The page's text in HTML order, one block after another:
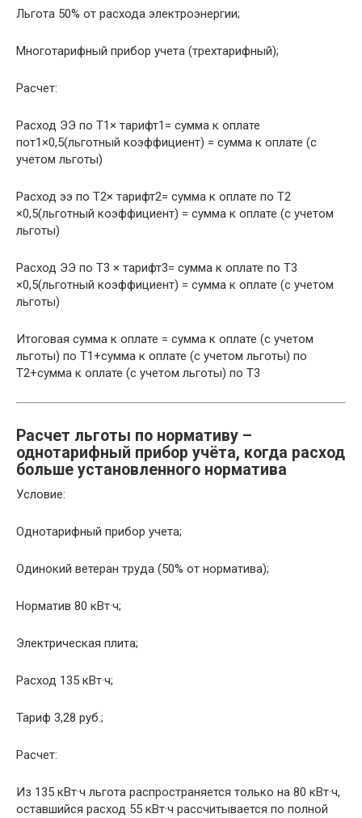
Льгота 50% от расхода электроэнергии;
Многотарифный прибор учета (трехтарифный);
Расчет:
Расход ЭЭ по Т1× тарифт1= сумма к оплате
пот1×0,5(льготный коэффициент) = сумма к оплате (с
учетом льготы)
Расход ээ по Т2× тарифт2= сумма к оплате по Т2
×0,5(льготный коэффициент) = сумма к оплате (с учетом
льготы)
Расход ЭЭ по Т3 × тарифт3= сумма к оплате по Т3
×0,5(льготный коэффициент) = сумма к оплате (с учетом
льготы)
Итоговая сумма к оплате = сумма к оплате (с учетом
льготы) по Т1+сумма к оплате (с учетом льготы) по
Т2+сумма к оплате (с учетом льготы) по Т3
Расчет льготы по нормативу –
однотарифный прибор учёта, когда расход
больше установленного норматива
Условие:
Однотарифный прибор учета;
Одинокий ветеран труда (50% от норматива);
Норматив 80 кВт·ч;
Электрическая плита;
Расход 135 кВт·ч;
Тариф 3,28 руб.;
Расчет:
Из 135 кВт·ч льгота распространяется только на 80 кВт·ч,
оставшийся расход 55 кВт·ч рассчитывается по полной